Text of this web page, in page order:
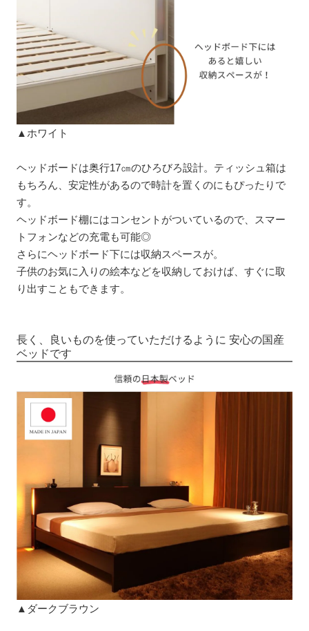
▲ホワイト
ヘッドボードは奥行17㎝のひろびろ設計。ティッシュ箱は
もちろん、安定性があるので時計を置くのにもぴったりで
す。
ヘッドボード棚にはコンセントがついているので、スマー
トフォンなどの充電も可能◎
さらにヘッドボード下には収納スペースが。
子供のお気に入りの絵本などを収納しておけば、すぐに取
り出すこともできます。
長く、良いものを使っていただけるように 安心の国産
ベッドです
▲ダークブラウン